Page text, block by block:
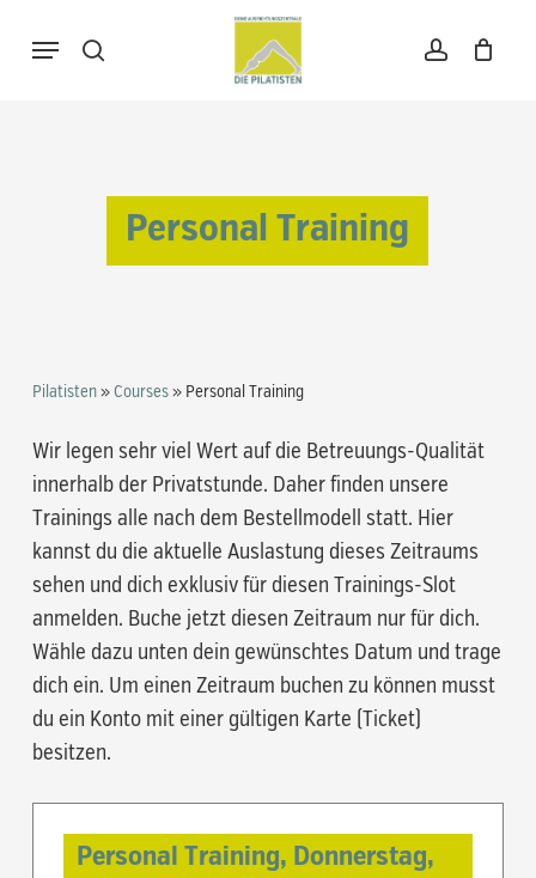
search account
Menu
Warenkorb
Close
Personal Training
Pilatisten» Courses» Personal Training
Wir legen sehr viel Wert auf die Betreuungs-Qualität
innerhalb der Privatstunde. Daher finden unsere
Trainings alle nach dem Bestellmodell statt. Hier
kannst du die aktuelle Auslastung dieses Zeitraums
sehen und dich exklusiv für diesen Trainings-Slot
anmelden. Buche jetzt diesen Zeitraum nur für dich.
Wähle dazu unten dein gewünschtes Datum und trage
dich ein. Um einen Zeitraum buchen zu können musst
du ein Konto mit einer gültigen Karte (Ticket)
besitzen.
Personal Training, Donnerstag,